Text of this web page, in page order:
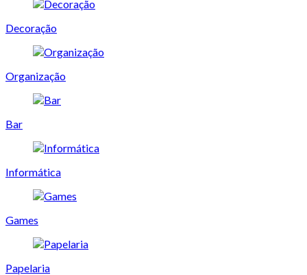
Decoração
Organização
Bar
Informática
Games
Papelaria